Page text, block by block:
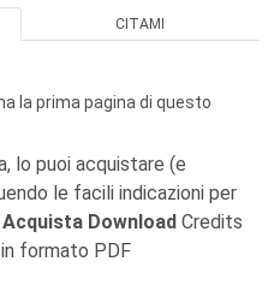
CITAMI
la prima pagina di questo
lo puoi acquistare (e
le facili indicazioni per
Acquista Download Credits
formato PDF